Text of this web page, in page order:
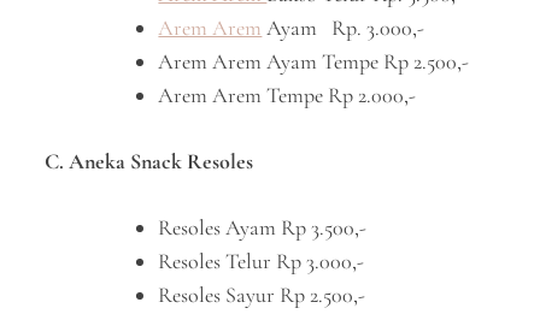
Arem Arem Ayam Rp. 3.000,-
Arem Arem Ayam Tempe Rp 2.500,-
Arem Arem Tempe Rp 2.000,-
C. Aneka Snack Resoles
Resoles Ayam Rp 3.500,-
Resoles Telur Rp 3.000,-
Resoles Sayur Rp 2.500,-